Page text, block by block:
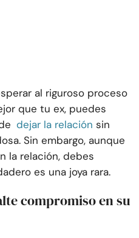
al riguroso proceso
que tu ex, puedes
dejar la relación sin
Sin embargo, aunque
la relación, debes
es una joya rara.
compromiso en su